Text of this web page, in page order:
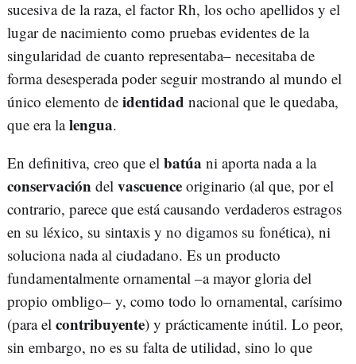
sucesiva de la raza, el factor Rh, los ocho apellidos y el
lugar de nacimiento como pruebas evidentes de la
singularidad de cuanto representaba– necesitaba de
forma desesperada poder seguir mostrando al mundo el
único elemento de identidad nacional que le quedaba,
que era lalengua.
En definitiva, creo que el batúa ni aporta nada a la
conservación del vascuence originario (al que, por el
contrario, parece que está causando verdaderos estragos
en su léxico, su sintaxis y no digamos su fonética), ni
soluciona nada al ciudadano. Es un producto
fundamentalmente ornamental –a mayor gloria del
propio ombligo– y, como todo lo ornamental, carísimo
(para el contribuyente) y prácticamente inútil. Lo peor,
sin embargo, no es su falta de utilidad, sino lo que